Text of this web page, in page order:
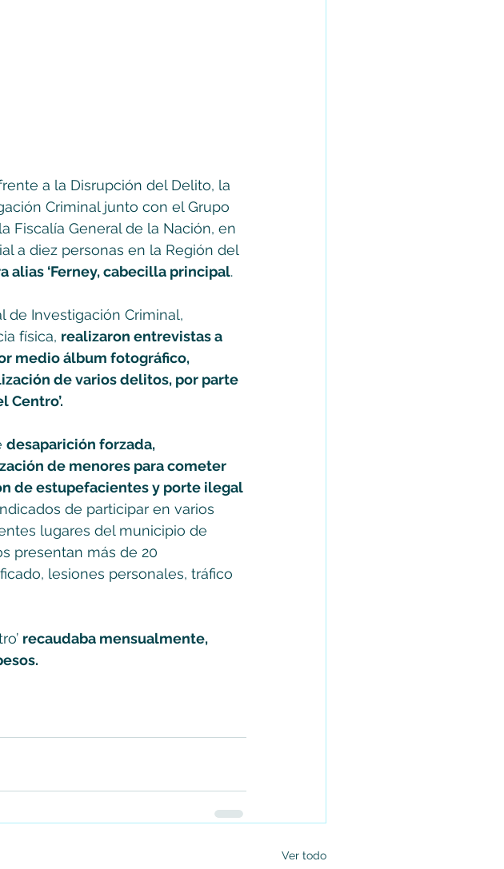
a la Disrupción del Delito, la
Criminal junto con el Grupo
Fiscalía General de la Nación, en
a diez personas en la Región del
alias ‘Ferney, cabecilla principal.
de Investigación Criminal,
física, realizaron entrevistas a
medio álbum fotográfico,
de varios delitos, por parte
Centro’.
desaparición forzada,
de menores para cometer
de estupefacientes y porte ilegal
de participar en varios
lugares del municipio de
presentan más de 20
lesiones personales, tráfico
recaudaba mensualmente,
Ver todo